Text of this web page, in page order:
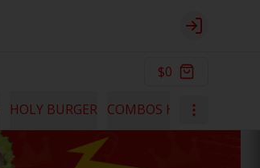
Login
$0
HOLY BURGER COMBOS HOLY